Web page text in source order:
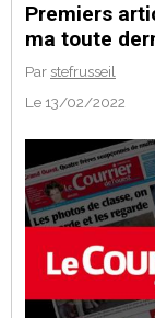
Premiers
ma toute
Par stefrusseil
Le 13/02/2022